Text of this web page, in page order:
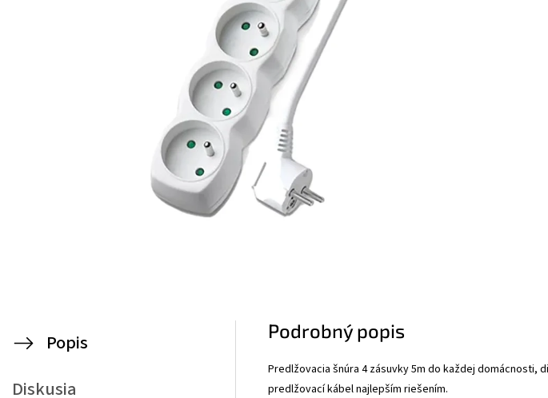
Popis
Diskusia
Podrobný popis
Predlžovacia šnúra 4 zásuvky 5m do každej
predlžovací kábel najlepším riešením.